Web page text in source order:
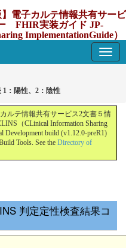
電子カルテ情報共有サービ
FHIR実装ガイド JP-
ImplementationGuide）
：陽性、2：陰性
ルテ情報共有サービス2文書５情
（CLinical Information Sharing
Development build (v1.12.0-preR1)
Tools. See the Directory of
判定定性検査結果コ